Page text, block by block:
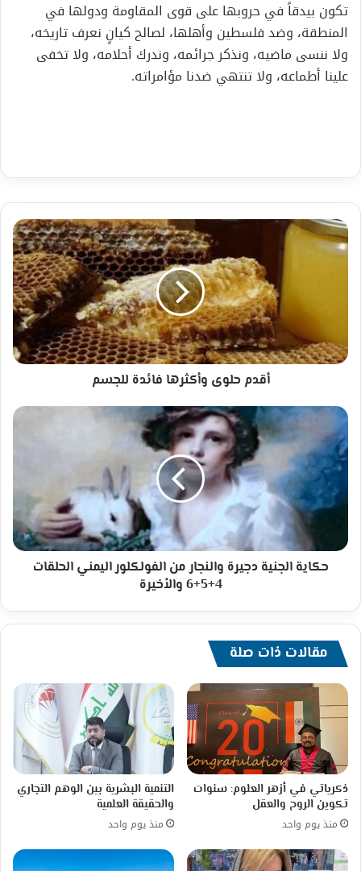
تكون بيدقاً في حروبها على قوى المقاومة ودولها في
المنطقة، وضد فلسطين وأهلها، لصالح كيانٍ نعرف تاريخه،
ولا ننسى ماضيه، ونذكر جرائمه، وندرك أحلامه، ولا تخفى
علينا أطماعه، ولاتنتهي ضدنا مؤامراته.
أقدم
حلوى
وأكثرها
أقدم حلوى وأكثرها فائدة للجسم
حكاية
الجنية
دجيرة
والنجار
الفولكلور
اليمني
4+5+6
والأخيرة
حكاية الجنية دجيرة والنجار من الفولكلور اليمني الحلقات
4+5+6 والأخيرة
مقالات ذات صلة
ذكرياتي في أزهر العلوم: سنوات
تكوين الروح والعقل
منذ يوم واحد
التنمية البشرية بين الوهم التجاري
والحقيقة العلمية
منذ يوم واحد